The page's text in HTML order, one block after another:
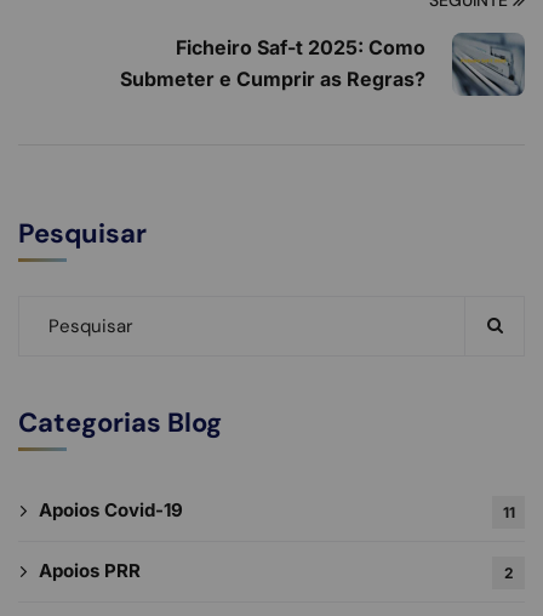
Ficheiro Saf-t 2025: Como
Submeter e Cumprir as Regras?
Pesquisar
Categorias Blog
Apoios Covid-19 11
Apoios PRR 2